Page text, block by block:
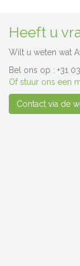
Heeft u
Wilt u weten wat
Bel ons op : +31
Of stuur ons een
Contact via de